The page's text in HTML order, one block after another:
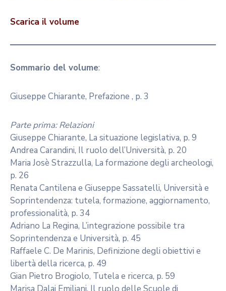
Scarica il volume
Sommario del volume:
Giuseppe Chiarante, Prefazione , p. 3
Parte prima: Relazioni
Giuseppe Chiarante, La situazione legislativa, p. 9
Andrea Carandini, Il ruolo dell’Università, p. 20
Maria Josè Strazzulla, La formazione degli archeologi,
p. 26
Renata Cantilena e Giuseppe Sassatelli, Università e
Soprintendenza: tutela, formazione, aggiornamento,
professionalità, p. 34
Adriano La Regina, L’integrazione possibile tra
Soprintendenza e Università, p. 45
Raffaele C. De Marinis, Definizione degli obiettivi e
libertà della ricerca, p. 49
Gian Pietro Brogiolo, Tutela e ricerca, p. 59